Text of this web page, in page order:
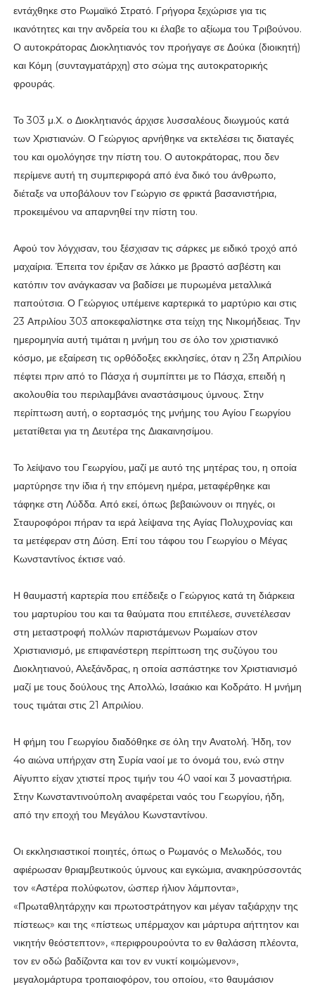
εντάχθηκε στο Ρωμαϊκό Στρατό. Γρήγορα ξεχώρισε για τις
ικανότητες και την ανδρεία του κι έλαβε το αξίωμα του Τριβούνου.
Ο αυτοκράτορας Διοκλητιανός τον προήγαγε σε Δούκα (διοικητή)
και Κόμη (συνταγματάρχη) στο σώμα της αυτοκρατορικής
φρουράς.
Το 303 μ.Χ. ο Διοκλητιανός άρχισε λυσσαλέους διωγμούς κατά
των Χριστιανών. Ο Γεώργιος αρνήθηκε να εκτελέσει τις διαταγές
του και ομολόγησε την πίστη του. Ο αυτοκράτορας, που δεν
περίμενε αυτή τη συμπεριφορά από ένα δικό του άνθρωπο,
διέταξε να υποβάλουν τον Γεώργιο σε φρικτά βασανιστήρια,
προκειμένου να απαρνηθεί την πίστη του.
Αφού τον λόγχισαν, του ξέσχισαν τις σάρκες με ειδικό τροχό από
μαχαίρια. Έπειτα τον έριξαν σε λάκκο με βραστό ασβέστη και
κατόπιν τον ανάγκασαν να βαδίσει με πυρωμένα μεταλλικά
παπούτσια. Ο Γεώργιος υπέμεινε καρτερικά το μαρτύριο και στις
23 Απριλίου 303 αποκεφαλίστηκε στα τείχη της Νικομήδειας. Την
ημερομηνία αυτή τιμάται η μνήμη του σε όλο τον χριστιανικό
κόσμο, με εξαίρεση τις ορθόδοξες εκκλησίες, όταν η 23η Απριλίου
πέφτει πριν από το Πάσχα ή συμπίπτει με το Πάσχα, επειδή η
ακολουθία του περιλαμβάνει αναστάσιμους ύμνους. Στην
περίπτωση αυτή, ο εορτασμός της μνήμης του Αγίου Γεωργίου
μετατίθεται για τη Δευτέρα της Διακαινησίμου.
Το λείψανο του Γεωργίου, μαζί με αυτό της μητέρας του, η οποία
μαρτύρησε την ίδια ή την επόμενη ημέρα, μεταφέρθηκε και
τάφηκε στη Λύδδα. Από εκεί, όπως βεβαιώνουν οι πηγές, οι
Σταυροφόροι πήραν τα ιερά λείψανα της Αγίας Πολυχρονίας και
τα μετέφεραν στη Δύση. Επί του τάφου του Γεωργίου ο Μέγας
Κωνσταντίνος έκτισε ναό.
Η θαυμαστή καρτερία που επέδειξε ο Γεώργιος κατά τη διάρκεια
του μαρτυρίου του και τα θαύματα που επιτέλεσε, συνετέλεσαν
στη μεταστροφή πολλών παριστάμενων Ρωμαίων στον
Χριστιανισμό, με επιφανέστερη περίπτωση της συζύγου του
Διοκλητιανού, Αλεξάνδρας, η οποία ασπάστηκε τον Χριστιανισμό
μαζί με τους δούλους της Απολλώ, Ισαάκιο και Κοδράτο. Η μνήμη
τους τιμάται στις 21 Απριλίου.
Η φήμη του Γεωργίου διαδόθηκε σε όλη την Ανατολή. Ήδη, τον
4ο αιώνα υπήρχαν στη Συρία ναοί με το όνομά του, ενώ στην
Αίγυπτο είχαν χτιστεί προς τιμήν του 40 ναοί και 3 μοναστήρια.
Στην Κωνσταντινούπολη αναφέρεται ναός του Γεωργίου, ήδη,
από την εποχή του Μεγάλου Κωνσταντίνου.
Οι εκκλησιαστικοί ποιητές, όπως ο Ρωμανός ο Μελωδός, του
αφιέρωσαν θριαμβευτικούς ύμνους και εγκώμια, ανακηρύσσοντάς
τον «Αστέρα πολύφωτον, ώσπερ ήλιον λάμποντα»,
«Πρωταθλητάρχην και πρωτοστράτηγον και μέγαν ταξιάρχην της
πίστεως» και της «πίστεως υπέρμαχον και μάρτυρα αήττητον και
νικητήν θεόστεπτον», «περιφρουρούντα το εν θαλάσση πλέοντα,
τον εν οδώ βαδίζοντα και τον εν νυκτί κοιμώμενον»,
μεγαλομάρτυρα τροπαιοφόρον, του οποίου, «το θαυμάσιον